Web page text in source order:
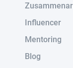
Influencer
Mentoring
Blog